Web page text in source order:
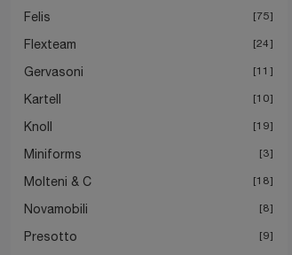
Felis 75
Flexteam 24
Gervasoni 11
Kartell 10
Knoll 19
Miniforms 3
Molteni & C 18
Novamobili 8
Presotto 9